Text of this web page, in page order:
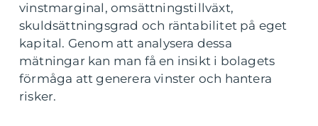
vinstmarginal, omsättningstillväxt,
skuldsättningsgrad och räntabilitet på eget
kapital. Genom att analysera dessa
mätningar kan man få en insikt i bolagets
förmåga att generera vinster och hantera
risker.